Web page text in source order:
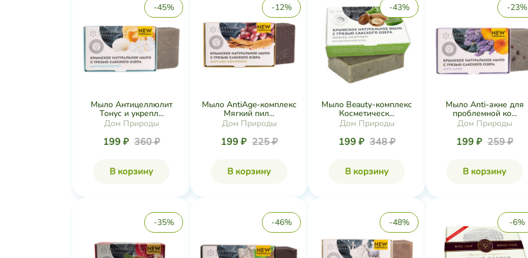
-45%
Мыло Антицеллюлит
Тонус и укрепл...
Дом Природы
199 ₽ 360 ₽
В корзину
-12%
Мыло AntiАge-комплекс
Мягкий пил...
Дом Природы
199 ₽ 225 ₽
В корзину
-43%
Мыло Beauty-комплекс
Косметическ...
Дом Природы
199 ₽ 348 ₽
В корзину
-23%
Мыло Anti-акне для
проблемной ко...
Дом Природы
199 ₽ 259 ₽
В корзину
-35% -46% -48% -6%